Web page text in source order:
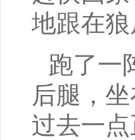
地跟在狼
跑了一
后腿，
过去一